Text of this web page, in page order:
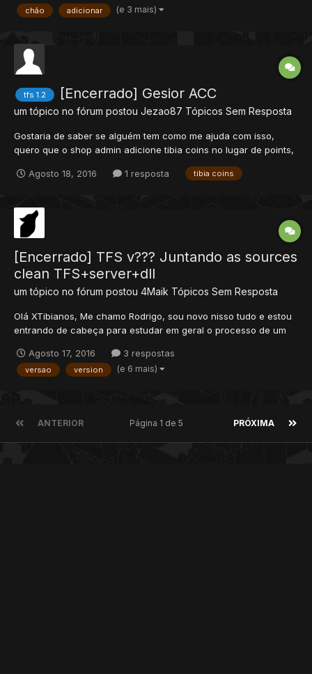
chão adicionar (e 3 mais)
tfs 1.2 [Encerrado] Gesior ACC
um tópico no fórum postou Jezao87 Tópicos Sem Resposta
Gostaria de saber se alguém tem como me ajuda com isso,
quero que o shop admin adicione tibia coins no lugar de points,
Agosto 18, 2016 1 resposta tibia coins
[Encerrado] TFS v??? Juntando as sources
clean TFS+server+dll
um tópico no fórum postou 4Maik Tópicos Sem Resposta
Olá XTibianos, Me chamo Rodrigo, sou novo nisso tudo e estou
entrando de cabeça para estudar em geral o processo de um
Xtibia por serem muitos antigos, modificados, com erros ou sem
sources. Por isso eu estou tentando compilar...
Agosto 17, 2016 3 respostas
versao version (e 6 mais)
ANTERIOR PRÓXIMA
Página 1 de 5